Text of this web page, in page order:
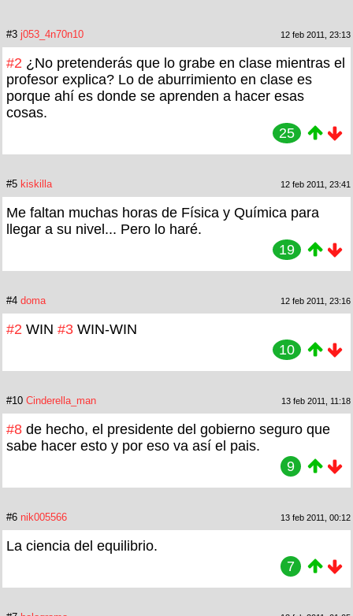
#3 j053_4n70n10 12 feb 2011, 23:13
#2 ¿No pretenderás que lo grabe en clase mientras el
profesor explica? Lo de aburrimiento en clase es
porque ahí es donde se aprenden a hacer esas
cosas.
25
#5 kiskilla 12 feb 2011, 23:41
Me faltan muchas horas de Física y Química para
llegar a su nivel... Pero lo haré.
19
#4 doma 12 feb 2011, 23:16
#2 WIN #3 WIN-WIN
10
#10 Cinderella_man 13 feb 2011, 11:18
#8 de hecho, el presidente del gobierno seguro que
sabe hacer esto y por eso va así el pais.
9
#6 nik005566 13 feb 2011, 00:12
La ciencia del equilibrio.
7